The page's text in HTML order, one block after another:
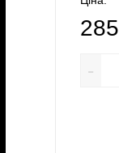
285
-